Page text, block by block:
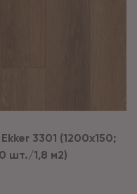
3301 (1200х150;
шт./1,8 м2)